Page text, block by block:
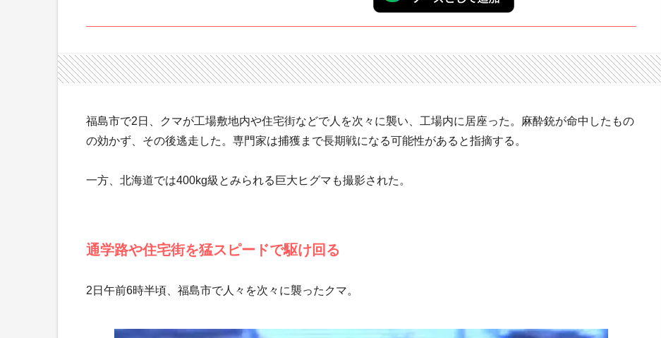
福島市で2日、クマが工場敷地内や住宅街などで人を次々に襲い、工場内に居座った。麻酔銃が命中したもの
の効かず、その後逃走した。専門家は捕獲まで長期戦になる可能性があると指摘する。
一方、北海道では400kg級とみられる巨大ヒグマも撮影された。
通学路や住宅街を猛スピードで駆け回る
2日午前6時半頃、福島市で人々を次々に襲ったクマ。